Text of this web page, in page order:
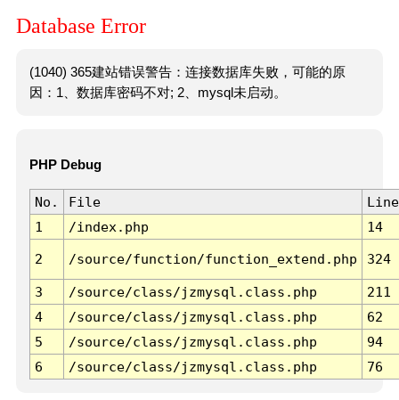
Database Error
(1040) 365建站错误警告：连接数据库失败，可能的原
因：1、数据库密码不对; 2、mysql未启动。
PHP Debug
No. File
Line
1
/index.php 14
2 /source/function/function_extend.php 324
3 /source/class/jzmysql.class.php
211
4
/source/class/jzmysql.class.php
62
5
/source/class/jzmysql.class.php
94
6
/source/class/jzmysql.class.php 76